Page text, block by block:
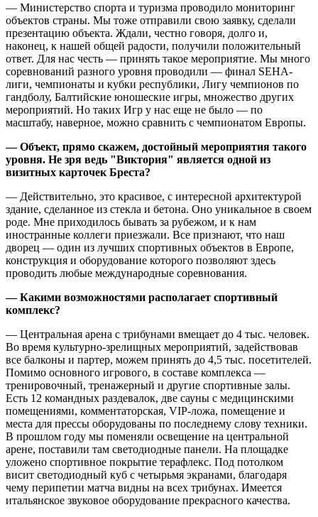
— Министерство спорта и туризма проводило мониторинг
объектов страны. Мы тоже отправили свою заявку, сделали
презентацию объекта. Ждали, честно говоря, долго и,
наконец, к нашей общей радости, получили положительный
ответ. Для нас честь — принять такое мероприятие. Мы много
соревнований разного уровня проводили — финал SЕНА-
лиги, чемпионаты и кубки республики, Лигу чемпионов по
гандболу, Балтийские юношеские игры, множество других
мероприятий. Но таких Игр у нас еще не было — по
масштабу, наверное, можно сравнить с чемпионатом Европы.
— Объект, прямо скажем, достойный мероприятия такого
уровня. Не зря ведь "Виктория" является одной из
визитных карточек Бреста?
— Действительно, это красивое, с интересной архитектурой
здание, сделанное из стекла и бетона. Оно уникальное в своем
роде. Мне приходилось бывать за рубежом, и к нам
иностранные коллеги приезжали. Все признают, что наш
дворец — один из лучших спортивных объектов в Европе,
конструкция и оборудование которого позволяют здесь
проводить любые международные соревнования.
— Какими возможностями располагает спортивный
комплекс?
— Центральная арена с трибунами вмещает до 4 тыс. человек.
Во время культурно-зрелищных мероприятий, задействовав
все балконы и партер, можем принять до 4,5 тыс. посетителей.
Помимо основного игрового, в составе комплекса —
тренировочный, тренажерный и другие спортивные залы.
Есть 12 командных раздевалок, две сауны с медицинскими
помещениями, комментаторская, VIP-ложа, помещение и
места для прессы оборудованы по последнему слову техники.
В прошлом году мы поменяли освещение на центральной
арене, поставили там светодиодные панели. На площадке
уложено спортивное покрытие терафлекс. Под потолком
висит светодиодный куб с четырьмя экранами, благодаря
чему перипетии матча видны на всех трибунах. Имеется
итальянское звуковое оборудование прекрасного качества.